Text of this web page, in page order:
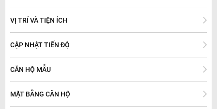
VỊ TRÍ VÀ TIỆN ÍCH
CẬP NHẬT TIẾN ĐỘ
CĂN HỘ MẪU
MẶT BẰNG CĂN HỘ